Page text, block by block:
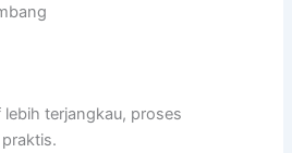
lebih terjangkau, proses